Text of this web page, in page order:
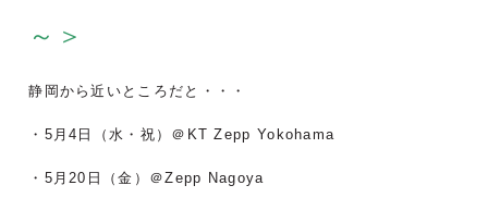
～＞
静岡から近いところだと・・・
・5月4日（水・祝）＠KT Zepp Yokohama
・5月20日（金）＠Zepp Nagoya